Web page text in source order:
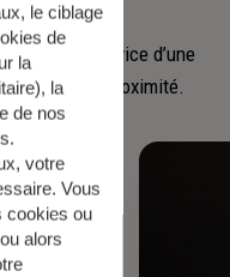
au service d’une
et la proximité.
le ciblage
de
la
), la
de nos
votre
Vous
cookies ou
alors